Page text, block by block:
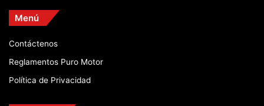
Menú
Contáctenos
Reglamentos Puro Motor
Política de Privacidad